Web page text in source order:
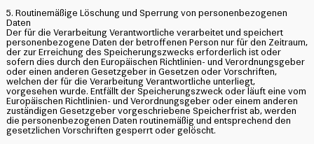
5. Routinemäßige Löschung und Sperrung von personenbezogenen
Daten
Der für die Verarbeitung Verantwortliche verarbeitet und speichert
personenbezogene Daten der betroffenen Person nur für den Zeitraum,
der zur Erreichung des Speicherungszwecks erforderlich ist oder
sofern dies durch den Europäischen Richtlinien- und Verordnungsgeber
oder einen anderen Gesetzgeber in Gesetzen oder Vorschriften,
welchen der für die Verarbeitung Verantwortliche unterliegt,
vorgesehen wurde. Entfällt der Speicherungszweck oder läuft eine vom
Europäischen Richtlinien- und Verordnungsgeber oder einem anderen
zuständigen Gesetzgeber vorgeschriebene Speicherfrist ab, werden
die personenbezogenen Daten routinemäßig und entsprechend den
gesetzlichen Vorschriften gesperrt oder gelöscht.